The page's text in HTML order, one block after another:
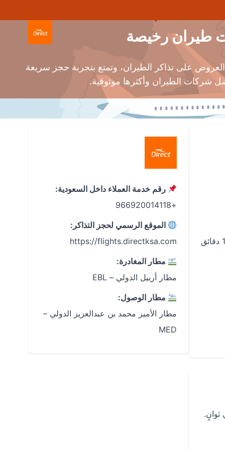
على تذاكر الطيران، وتمتع بتجربة حجز سريعة
تستغرق الرحلات المباشرة بين مطار أربيل الدولي (EBL) ومطار الأمير محمد بن عبدالعزيز الدولي (MED) حوالي 2 ساعة و10 دقائق
رقم خدمة العملاء داخل السعودية:
+966920014118
الموقع الرسمي لحجز التذاكر:
https://flights.directksa.com
مطار المغادرة:
مطار أربيل الدولي – EBL
مطار الوصول:
مطار الأمير محمد بن عبدالعزيز الدولي –
MED